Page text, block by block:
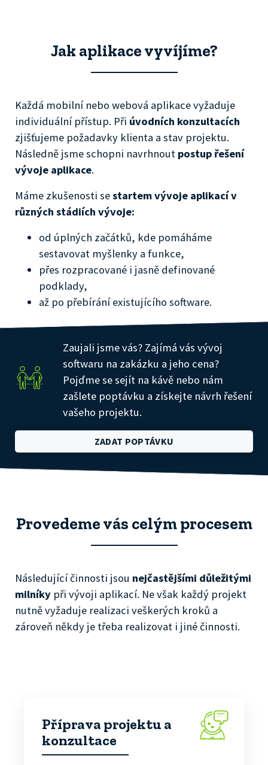
Jak aplikace vyvíjíme?
Každá mobilní nebo webová aplikace vyžaduje
individuální přístup. Při úvodních konzultacích
zjišťujeme požadavky klienta a stav projektu.
Následně jsme schopni navrhnout postup řešení
vývoje aplikace.
Máme zkušenosti sestartem vývoje aplikací v
různých stádiích vývoje:
od úplných začátků, kde pomáháme
sestavovat myšlenky a funkce,
přes rozpracované i jasně definované
podklady,
až po přebírání existujícího software.
Zaujali jsme vás? Zajímá vás vývoj
softwaru na zakázku a jeho cena?
Pojďme se sejít na kávě nebo nám
zašlete poptávku a získejte návrh řešení
vašeho projektu.
ZADAT POPTÁVKU
Provedeme vás celým procesem
Následující činnosti jsou nejčastějšími důležitými
milníky při vývoji aplikací. Ne však každý projekt
nutně vyžaduje realizaci veškerých kroků a
zároveň někdy je třeba realizovat i jiné činnosti.
Příprava projektu a
konzultace